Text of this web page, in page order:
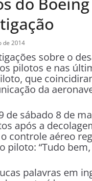
de 2014
sobre o
pilotos e nas
que
da
de sábado 8 de
após a
controle aéreo
piloto: “Tudo
palavras em